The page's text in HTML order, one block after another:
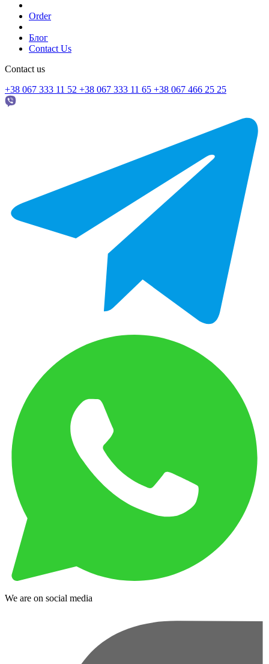
Order
Блог
Contact Us
Contact us
+38 067 333 11 52 +38 067 333 11 65 +38 067 466 25 25
We are on social media